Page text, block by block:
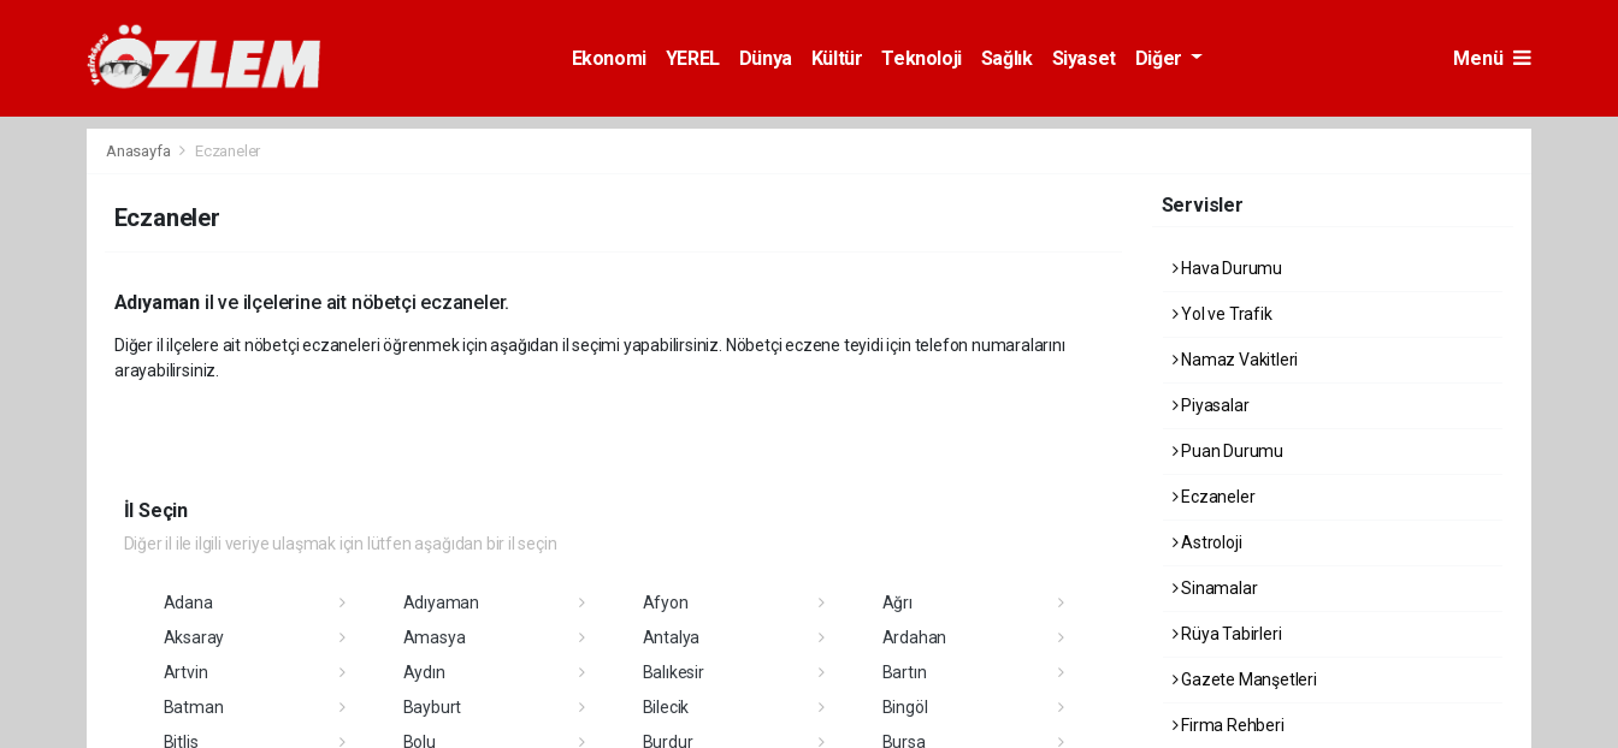
Ekonomi YEREL Dünya Kültür Teknoloji Sağlık Siyaset Diğer Menü
Anasayfa Eczaneler
Eczaneler
Adıyamanil ve ilçelerine ait nöbetçi eczaneler.
Diğer il ilçelere ait nöbetçi eczaneleri öğrenmek için aşağıdan il seçimi yapabilirsiniz. Nöbetçi eczene teyidi için telefon numaralarını
arayabilirsiniz.
İl Seçin
Diğer il ile ilgili veriye ulaşmak için lütfen aşağıdan bir il seçin
Adana Adıyaman Afyon
Ağrı
Aksaray
Amasya Antalya
Ardahan
Artvin
Aydın Balıkesir
Bartın
Batman
Bayburt Bilecik
Bingöl
Bitlis
Bolu Burdur
Bursa
Servisler
Hava Durumu
Yol ve Trafik
Namaz Vakitleri
Piyasalar
Puan Durumu
Eczaneler
Astroloji
Sinamalar
Rüya Tabirleri
Gazete Manşetleri
Firma Rehberi